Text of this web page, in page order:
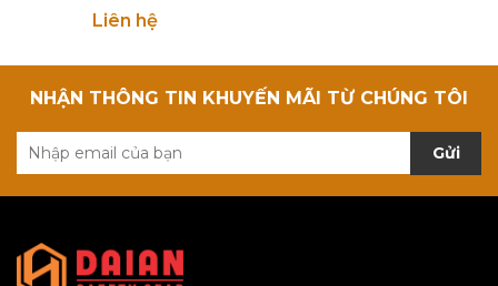
Liên hệ
NHẬN THÔNG TIN KHUYẾN MÃI TỪ CHÚNG TÔI
Gửi